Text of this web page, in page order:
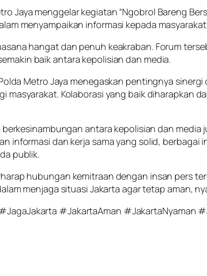
Jaya menggelar kegiatan “Ngobrol Bareng
menyampaikan informasi kepada
hangat dan penuh keakraban. Forum
baik antara kepolisian dan media.
Metro Jaya menegaskan pentingnya
masyarakat. Kolaborasi yang baik diharapkan
antara kepolisian dan
informasi dan kerja sama yang solid,
publik.
hubungan kemitraan dengan insan pers
menjaga situasi Jakarta agar tetap aman,
#JakartaAman #JakartaNyaman